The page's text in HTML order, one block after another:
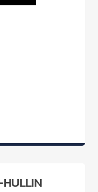
HULLIN